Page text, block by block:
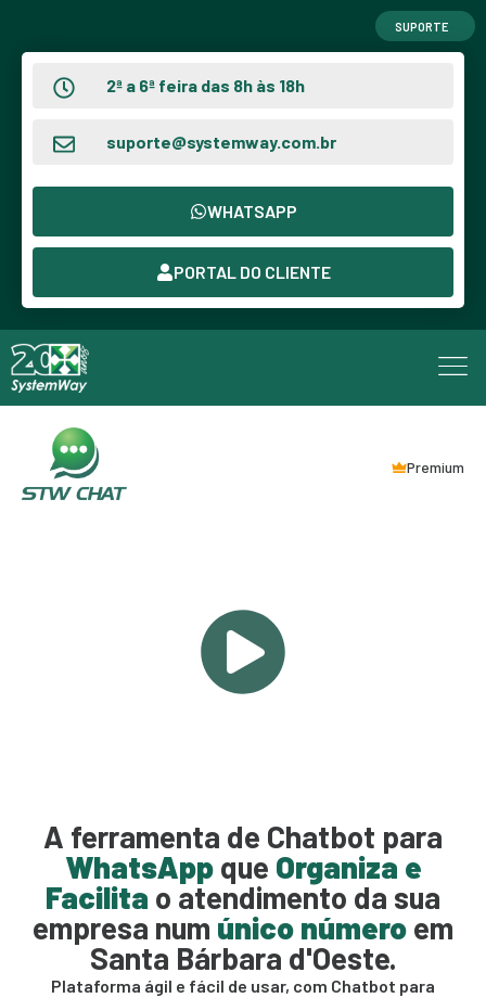
SUPORTE
2ª a 6ª feira das 8h às 18h
suporte@systemway.com.br
WHATSAPP
PORTAL DO CLIENTE
Premium
A ferramenta de Chatbot para
WhatsApp que Organiza e
Facilita o atendimento da sua
empresa num único número em
Santa Bárbara d'Oeste.
Plataforma ágil e fácil de usar, com Chatbot para